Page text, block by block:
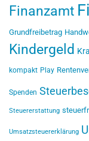
Finanzamt
Grundfreibetrag
Kindergeld
kompakt Play
Spenden
Steuererstattung
Umsatzsteuererklärung